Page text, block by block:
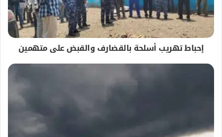
إحباط تهريب أسلحة بالقضارف والقبض على متهمين